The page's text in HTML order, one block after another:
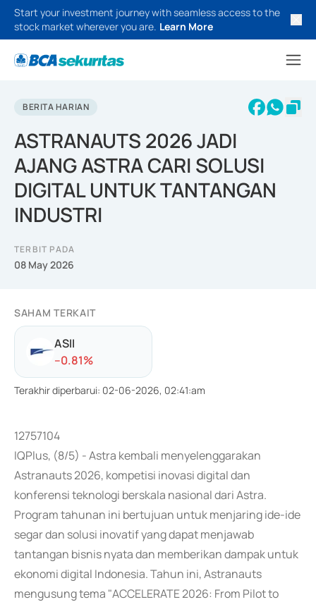
Start your investment journey with seamless access to the
stock market wherever you are. Learn More
BERITA HARIAN
ASTRANAUTS 2026 JADI
AJANG ASTRA CARI SOLUSI
DIGITAL UNTUK TANTANGAN
INDUSTRI
TERBIT PADA
08 May 2026
SAHAM TERKAIT
ASII
--0.81%
Terakhir diperbarui: 02-06-2026, 02:41:am
12757104
IQPlus, (8/5) - Astra kembali menyelenggarakan
Astranauts 2026, kompetisi inovasi digital dan
konferensi teknologi berskala nasional dari Astra.
Program tahunan ini bertujuan untuk menjaring ide-ide
segar dan solusi inovatif yang dapat menjawab
tantangan bisnis nyata dan memberikan dampak untuk
ekonomi digital Indonesia. Tahun ini, Astranauts
mengusung tema "ACCELERATE 2026: From Pilot to